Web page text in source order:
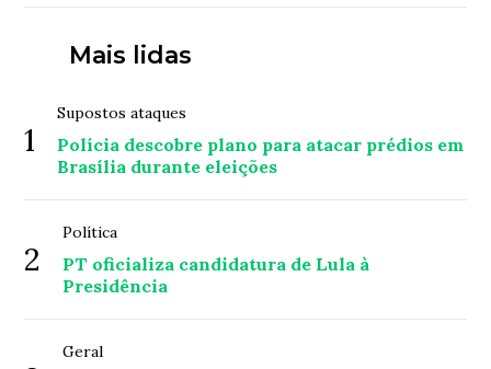
Mais lidas
1
Supostos ataques
Polícia descobre plano para atacar prédios em
Brasília durante eleições
2
Política
PT oficializa candidatura de Lula à
Presidência
Geral